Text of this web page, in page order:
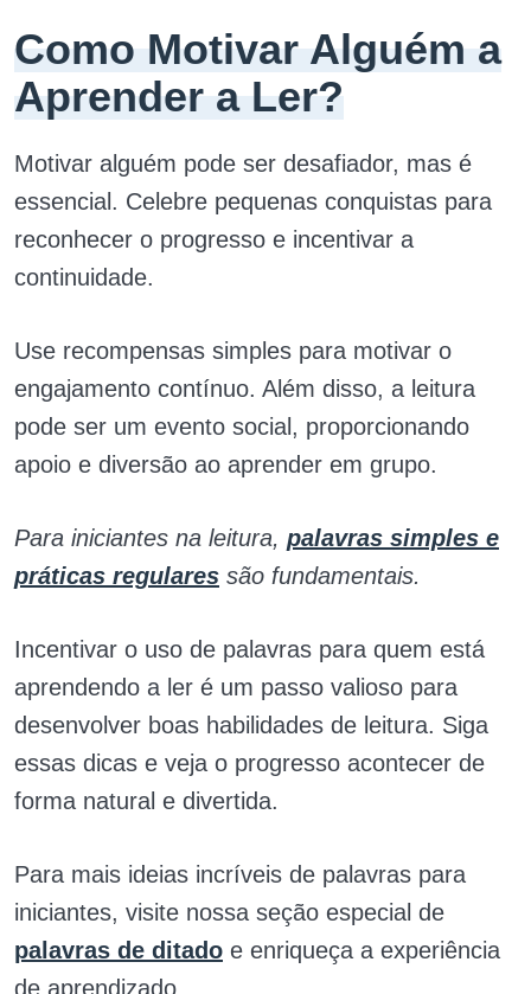
Como Motivar Alguém a
Aprender a Ler?
Motivar alguém pode ser desafiador, mas é
essencial. Celebre pequenas conquistas para
reconhecer o progresso e incentivar a
continuidade.
Use recompensas simples para motivar o
engajamento contínuo. Além disso, a leitura
pode ser um evento social, proporcionando
apoio e diversão ao aprender em grupo.
Para iniciantes na leitura, palavras simples e
práticas regulares são fundamentais.
Incentivar o uso de palavras para quem está
aprendendo a ler é um passo valioso para
desenvolver boas habilidades de leitura. Siga
essas dicas e veja o progresso acontecer de
forma natural e divertida.
Para mais ideias incríveis de palavras para
iniciantes, visite nossa seção especial de
palavras de ditado e enriqueça a experiência
de aprendizado.